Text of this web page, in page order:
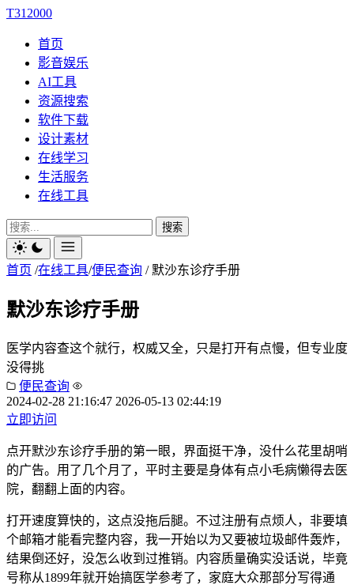
T312000
首页
影音娱乐
AI工具
资源搜索
软件下载
设计素材
在线学习
生活服务
在线工具
搜索
首页 /在线工具/便民查询 / 默沙东诊疗手册
默沙东诊疗手册
医学内容查这个就行，权威又全，只是打开有点慢，但专业度
没得挑
便民查询
2024-02-28 21:16:47 2026-05-13 02:44:19
立即访问
点开默沙东诊疗手册的第一眼，界面挺干净，没什么花里胡哨
的广告。用了几个月了，平时主要是身体有点小毛病懒得去医
院，翻翻上面的内容。
打开速度算快的，这点没拖后腿。不过注册有点烦人，非要填
个邮箱才能看完整内容，我一开始以为又要被垃圾邮件轰炸，
结果倒还好，没怎么收到过推销。内容质量确实没话说，毕竟
号称从1899年就开始搞医学参考了，家庭大众那部分写得通